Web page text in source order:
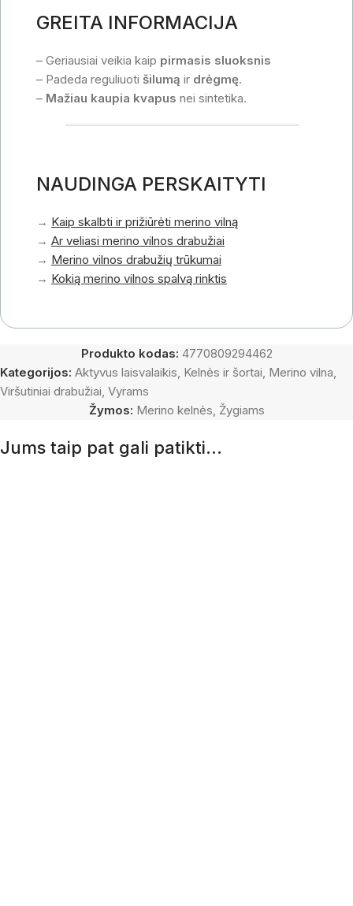
GREITA INFORMACIJA
– Geriausiai veikia kaip pirmasis sluoksnis
– Padeda reguliuoti šilumą ir drėgmę.
– Mažiau kaupia kvapus nei sintetika.
NAUDINGA PERSKAITYTI
→ Kaip skalbti ir prižiūrėti merino vilną
→ Ar veliasi merino vilnos drabužiai
→ Merino vilnos drabužių trūkumai
→ Kokią merino vilnos spalvą rinktis
Produkto kodas: 4770809294462
Kategorijos: Aktyvus laisvalaikis Kelnės ir šortai Merino vilna
Viršutiniai drabužiai Vyrams
Žymos: Merino kelnės Žygiams
Jums taip pat gali patikti…